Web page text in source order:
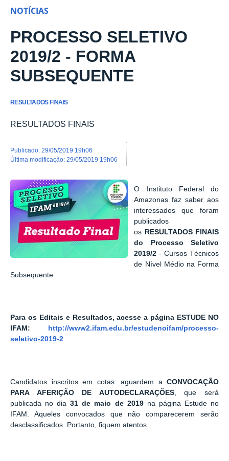
NOTÍCIAS
PROCESSO SELETIVO
2019/2 - FORMA
SUBSEQUENTE
RESULTADOS FINAIS
RESULTADOS FINAIS
publicado: 29/05/2019 19h06
última modificação: 29/05/2019 19h06
O Instituto Federal do
Amazonas faz saber aos
interessados que foram
publicados
os RESULTADOS FINAIS
do Processo Seletivo
2019/2 - Cursos Técnicos
de Nível Médio na Forma
Subsequente.
Para os Editais e Resultados, acesse a página ESTUDE NO
IFAM:
http://www2.ifam.edu.br/estudenoifam/processo-
seletivo-2019-2
Candidatos inscritos em cotas: aguardem a CONVOCAÇÃO
PARA AFERIÇÃO DE AUTODECLARAÇÕES, que será
publicada no dia31 de maio de 2019na página Estude no
IFAM. Aqueles convocados que não comparecerem serão
desclassificados. Portanto, fiquem atentos.